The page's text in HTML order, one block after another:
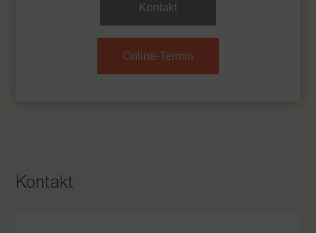
Kontakt
Online-Termin
Kontakt